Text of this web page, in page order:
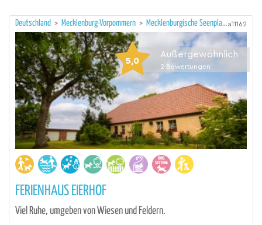
Deutschland > Mecklenburg-Vorpommern > Mecklenburgische Seenplatte a11162
5,0
Außergewöhnlich
2 Bewertungen
FERIENHAUS EIERHOF
Viel Ruhe, umgeben von Wiesen und Feldern.